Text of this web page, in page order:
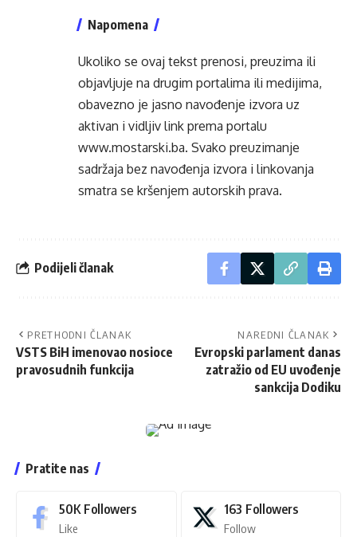
Napomena
Ukoliko se ovaj tekst prenosi, preuzima ili
objavljuje na drugim portalima ili medijima,
obavezno je jasno navođenje izvora uz
aktivan i vidljiv link prema portalu
www.mostarski.ba. Svako preuzimanje
sadržaja bez navođenja izvora i linkovanja
smatra se kršenjem autorskih prava.
Podijeli članak
PRETHODNI ČLANAK
VSTS BiH imenovao nosioce
pravosudnih funkcija
NAREDNI ČLANAK
Evropski parlament danas
zatražio od EU uvođenje
sankcija Dodiku
Pratite nas
50K Followers
Like
163 Followers
Follow